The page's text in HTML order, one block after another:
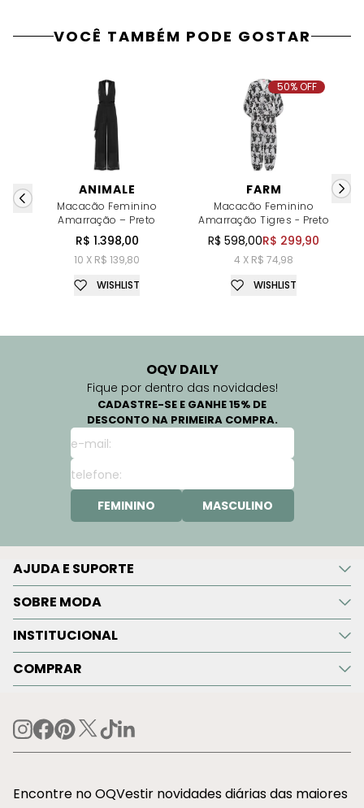
VOCÊ TAMBÉM PODE GOSTAR
ANIMALE
Macacão Feminino
Amarração – Preto
R$ 1.398,00
10 X R$ 139,80
WISHLIST
FARM
Macacão Feminino
Amarração Tigres - Preto
R$ 598,00R$ 299,90
4 X R$ 74,98
50% OFF
WISHLIST
OQV DAILY
Fique por dentro das novidades!
CADASTRE-SE E GANHE 15% DE
DESCONTO NA PRIMEIRA COMPRA.
FEMININO MASCULINO
AJUDA E SUPORTE
SOBRE MODA
INSTITUCIONAL
COMPRAR
Encontre no OQVestir novidades diárias das maiores